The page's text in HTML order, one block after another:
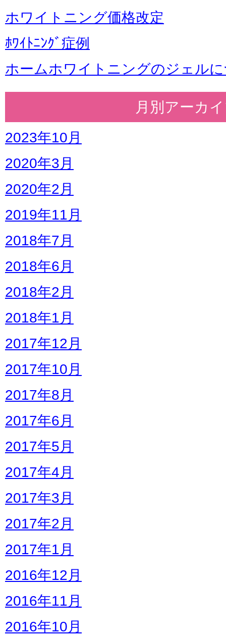
ホワイトニング価格改定
ﾎﾜｲﾄﾆﾝｸﾞ症例
ホームホワイトニングのジェル
月別アーカ
2023年10月
2020年3月
2020年2月
2019年11月
2018年7月
2018年6月
2018年2月
2018年1月
2017年12月
2017年10月
2017年8月
2017年6月
2017年5月
2017年4月
2017年3月
2017年2月
2017年1月
2016年12月
2016年11月
2016年10月